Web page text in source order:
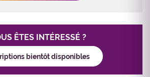
ÊTES INTÉRESSÉ ?
bientôt disponibles